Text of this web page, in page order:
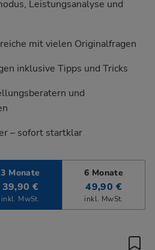
Leistungsanalyse und
mit vielen Originalfragen
inklusive Tipps und Tricks
und
– sofort startklar
3 Monate
39,90 €
inkl. MwSt.
6 Monate
49,90 €
inkl. MwSt.